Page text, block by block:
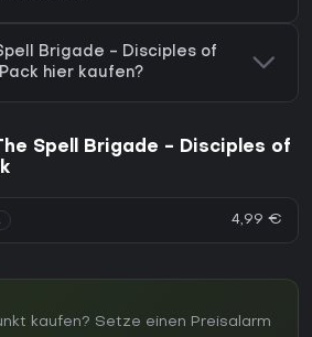
Brigade - Disciples of
hier kaufen?
Spell Brigade - Disciples of
4,99 €
kaufen? Setze einen Preisalarm